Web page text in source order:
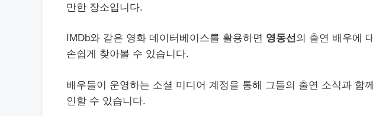
만한 장소입니다.
IMDb와 같은 영화 데이터베이스를 활용하면 영동선의 출연 배우에
손쉽게 찾아볼 수 있습니다.
배우들이 운영하는 소셜 미디어 계정을 통해 그들의 출연 소식과 함께
인할 수 있습니다.